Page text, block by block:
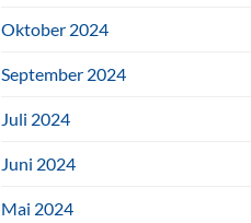
Oktober 2024
September 2024
Juli 2024
Juni 2024
Mai 2024